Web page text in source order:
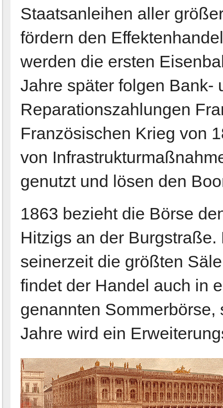
Staatsanleihen aller
fördern den
werden die ersten
Jahre später folgen Bank-
Reparationszahlungen
Französischen Krieg von
von
genutzt und lösen den
1863 bezieht die Börse
Hitzigs an der
seinerzeit die größten
findet der Handel auch in
genannten
Jahre wird ein